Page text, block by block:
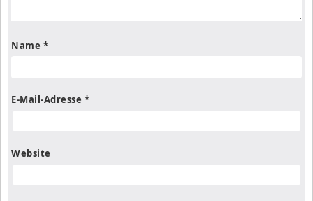
Name *
E-Mail-Adresse *
Website